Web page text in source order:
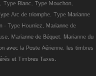
Type Blanc, Type Mouchon,
Arc de triomphe, Type Marianne
- Type Hourriez, Marianne de
Marianne de Béquet, Marianne du
avec la Poste Aérienne, les timbres
et Timbres Taxes.